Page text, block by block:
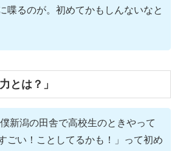
喋るのが。初めてかもしんないなと
とは？」
新潟の田舎で高校生のときやって
ごい！ことしてるかも！」って初め